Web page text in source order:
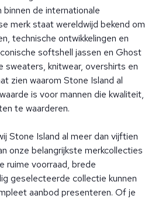
binnen de internationale
merk staat wereldwijd bekend om
technische ontwikkelingen en
softshell jassen en Ghost
sweaters, knitwear, overshirts en
zien waarom Stone Island al
is voor mannen die kwaliteit,
te waarderen.
Stone Island al meer dan vijftien
onze belangrijkste merkcollecties
ruime voorraad, brede
geselecteerde collectie kunnen
aanbod presenteren. Of je